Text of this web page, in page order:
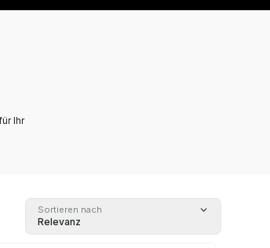
Ihr
Sortieren nach
Relevanz